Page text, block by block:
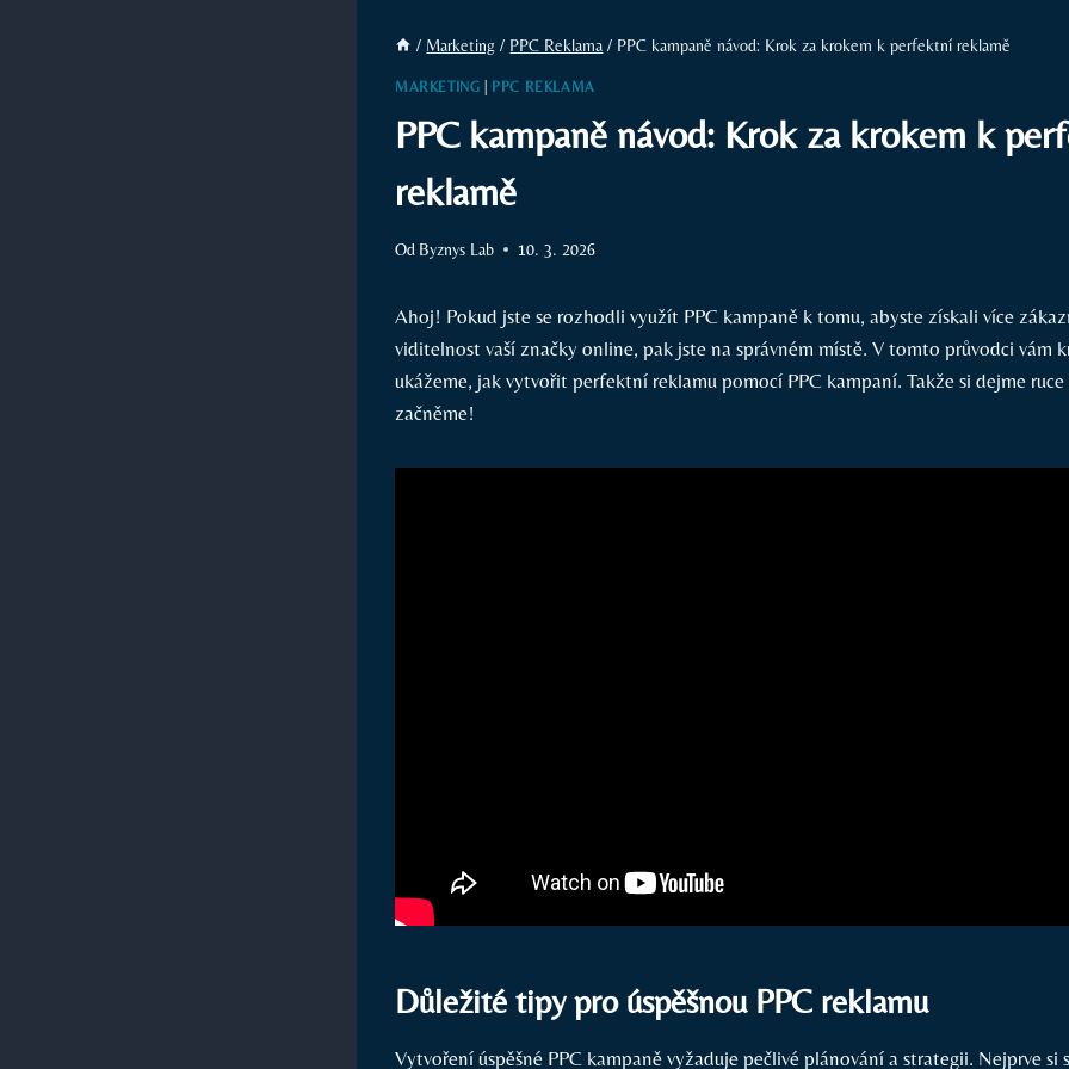
/ Marketing / PPC Reklama / PPC kampaně návod: Krok za krokem k perfektní reklamě
MARKETING PPC REKLAMA
PPC kampaně návod: Krok za krokem k
reklamě
Od Byznys Lab 10. 3. 2026
Ahoj! Pokud jste se rozhodli využít PPC kampaně k tomu, abyste získali více
viditelnost vaší značky online, pak jste na správném místě. V tomto průvodci vám
ukážeme, jak vytvořit perfektní reklamu pomocí PPC kampaní. Takže si dejme
začněme!
Důležité tipy pro úspěšnou PPC reklamu
Vytvoření úspěšné PPC kampaně vyžaduje pečlivé plánování a strategii. Nejprve si